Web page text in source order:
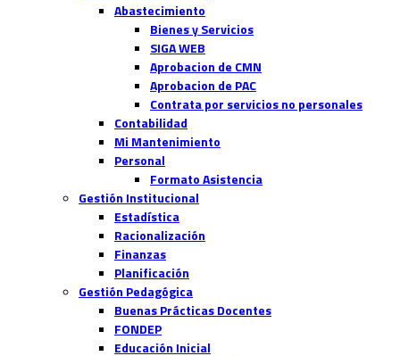
Abastecimiento
Bienes y Servicios
SIGA WEB
Aprobacion de CMN
Aprobacion de PAC
Contrata por servicios no personales
Contabilidad
Mi Mantenimiento
Personal
Formato Asistencia
Gestión Institucional
Estadística
Racionalización
Finanzas
Planificación
Gestión Pedagógica
Buenas Prácticas Docentes
FONDEP
Educación Inicial